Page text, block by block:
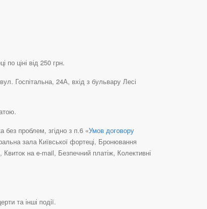
ціні від 250 грн.
Госпітальна, 24А, вхід з бульвару Лесі
проблем, згідно з п.6 «Умов договору
зала Київської фортеці, Бронювання
на e-mail, Безпечний платіж, Колективні
та інші події.